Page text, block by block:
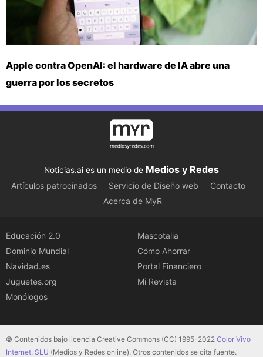
Apple contra OpenAI: el hardware de IA abre una
guerra por los secretos
Noticias.ai es un medio de Medios y Redes
Artículos patrocinados Servicio de Diseño web
Contacto
Acerca de MyR
Educación 2.0
Dominio Mundial
Navidad.es
Juguetes.org
Monólogos
Mascotalia
Cómo Ahorrar
Portal Financiero
Mi Revista
© Contenidos bajo licencia Creative Commons (CC) 1995-2022 Color Vivo
Internet, SLU (Medios y Redes online). Otros contenidos se cita fuente.